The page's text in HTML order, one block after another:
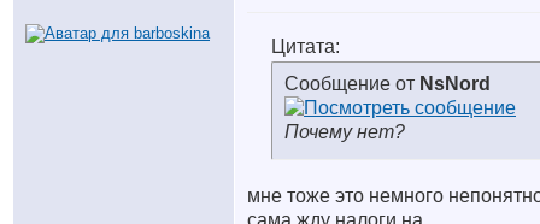
Цитата:
Сообщение от NsNord
Почему нет?
мне тоже это немного
сама жду налоги на